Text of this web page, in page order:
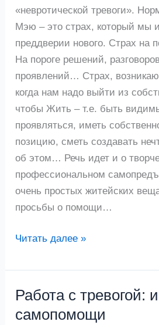
«невротической тревоги».
Мэю – это страх, который мы
преддверии нового. Страх на
На пороге решений,
проявлений… Страх,
когда нам надо выйти из
чтобы Жить – т.е. быть
проявляться, иметь
позицию, сметь создавать
об этом… Речь идет и о
профессиональном
очень простых житейских
просьбы о помощи…
Читать далее »
Работа с тревогой:
самопомощи
Работа
с